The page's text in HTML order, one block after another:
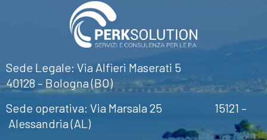
Sede Legale: Via Alfieri Maserati 5
40128 – Bologna (BO)
Sede operativa: Via Marsala 25 15121 –
Alessandria (AL)